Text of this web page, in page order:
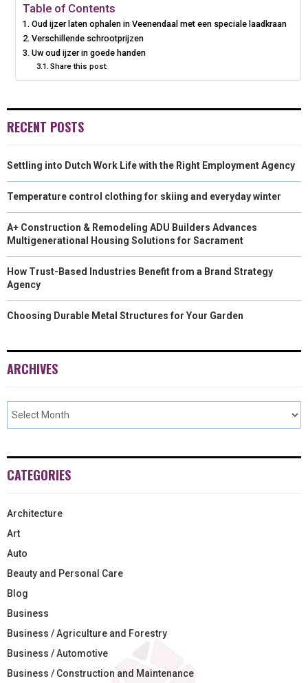
O
N
T
T
E
)
O
N
O
O
K
O
D
N
O
Table of Contents
Oud ijzer laten ophalen in Veenendaal met een speciale laadkraan
Verschillende schrootprijzen
Uw oud ijzer in goede handen
Share this post:
RECENT POSTS
Settling into Dutch Work Life with the Right Employment Agency
Temperature control clothing for skiing and everyday winter
A+ Construction & Remodeling ADU Builders Advances
Multigenerational Housing Solutions for Sacrament
How Trust-Based Industries Benefit from a Brand Strategy
Agency
Choosing Durable Metal Structures for Your Garden
ARCHIVES
CATEGORIES
Architecture
Art
Auto
Beauty and Personal Care
Blog
Business
Business / Agriculture and Forestry
Business / Automotive
Business / Construction and Maintenance